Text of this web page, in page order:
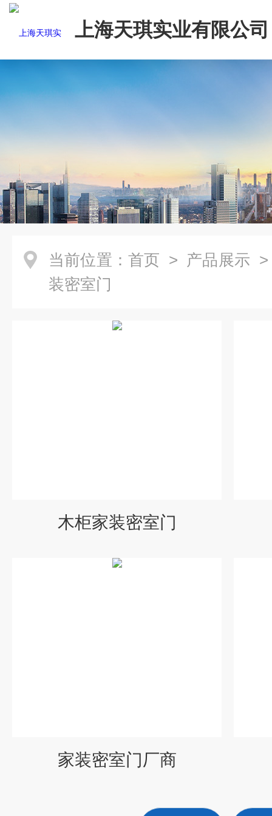
上海天琪实业有限公司
当前位置： 首页 > 产品展示
装密室门
木柜家装密室门
家装密室门厂商